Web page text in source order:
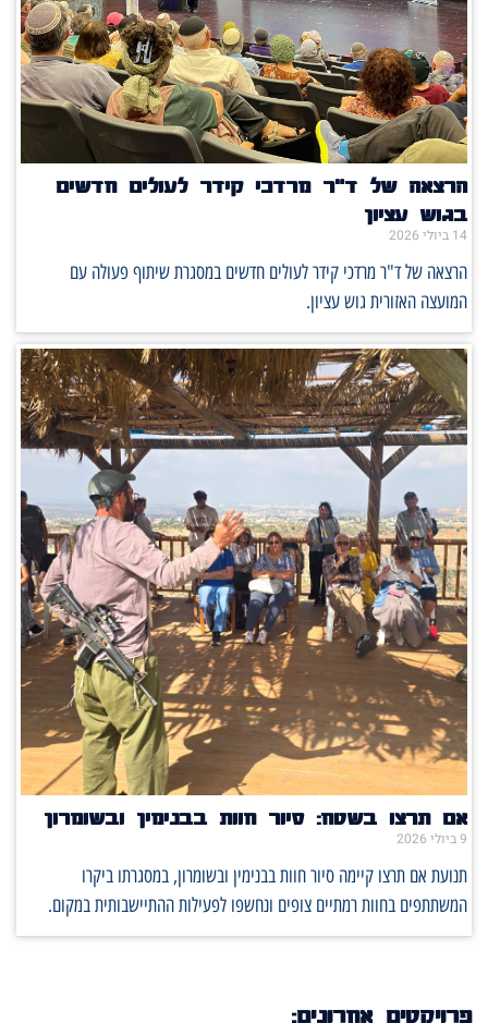
הרצאה של ד"ר מרדכי קידר לעולים חדשים
בגוש עציון
14 ביולי 2026
הרצאה של ד"ר מרדכי קידר לעולים חדשים במסגרת שיתוף פעולה עם
המועצה האזורית גוש עציון.
אם תרצו בשטח: סיור חוות בבנימין ובשומרון
9 ביולי 2026
תנועת אם תרצו קיימה סיור חוות בבנימין ובשומרון, במסגרתו ביקרו
המשתתפים בחוות רמתיים צופים ונחשפו לפעילות ההתיישבותית במקום.
פרויקטים אחרונים: